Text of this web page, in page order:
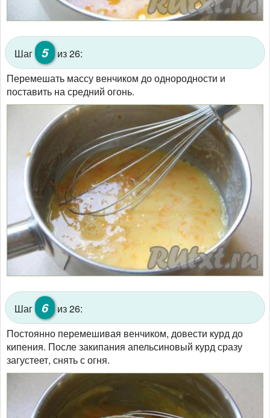
Шаг 5
из 26:
Перемешать массу венчиком до однородности и
поставить на средний огонь.
Шаг 6
из 26:
Постоянно перемешивая венчиком, довести курд до
кипения. После закипания апельсиновый курд сразу
загустеет, снять с огня.